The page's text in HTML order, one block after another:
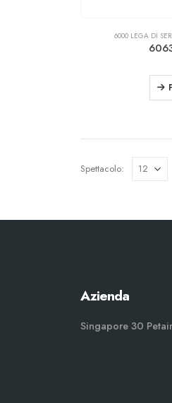
6000 LEGA DI
Spettacolo:
Azienda
Singapore 30